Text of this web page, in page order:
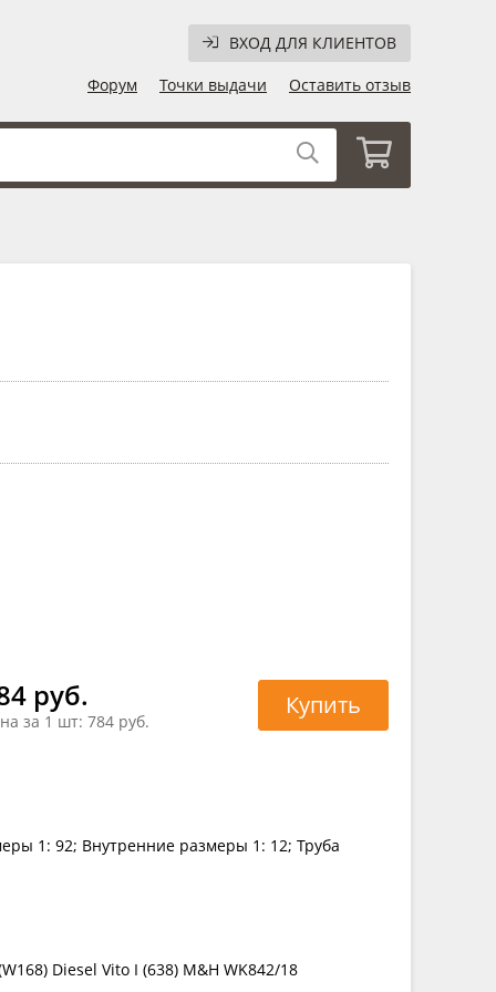
ВХОД ДЛЯ КЛИЕНТОВ
Форум
Точки выдачи Оставить отзыв
руб.
за 1 шт: 784 руб.
Купить
1: 92; Внутренние размеры 1: 12; Труба
Diesel Vito I (638) M&H WK842/18